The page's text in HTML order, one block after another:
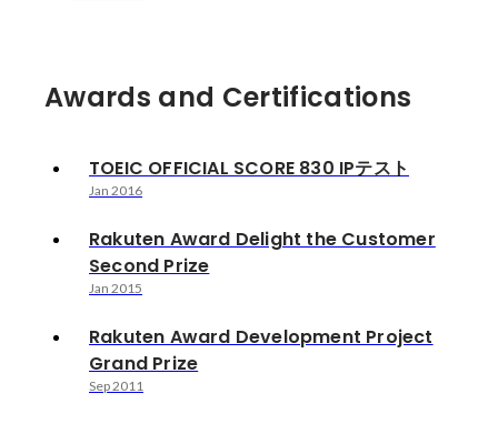
Awards and Certifications
TOEIC OFFICIAL SCORE 830 IPテスト
Jan 2016
Rakuten Award Delight the Customer
Second Prize
Jan 2015
Rakuten Award Development Project
Grand Prize
Sep 2011